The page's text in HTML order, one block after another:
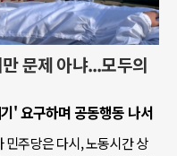
문제 아냐...모두의
' 요구하며 공동행동 나서
주당은 다시, 노동시간 상